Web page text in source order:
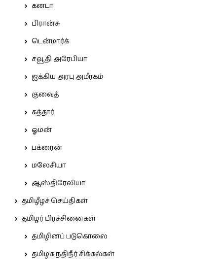
கனடா
பிரான்சு
டென்மார்க்
சவூதி அரேபியா
ஐக்கிய அரபு அமீரகம்
குவைத்
கத்தார்
ஓமன்
பக்ரைன்
மலேசியா
ஆஸ்திரேலியா
தமிழீழச் செய்திகள்
தமிழர் பிரச்சினைகள்
தமிழினப் படுகொலை
தமிழக நதிநீர் சிக்கல்கள்